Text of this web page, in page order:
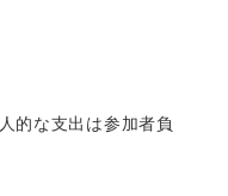
的な支出は参加者負